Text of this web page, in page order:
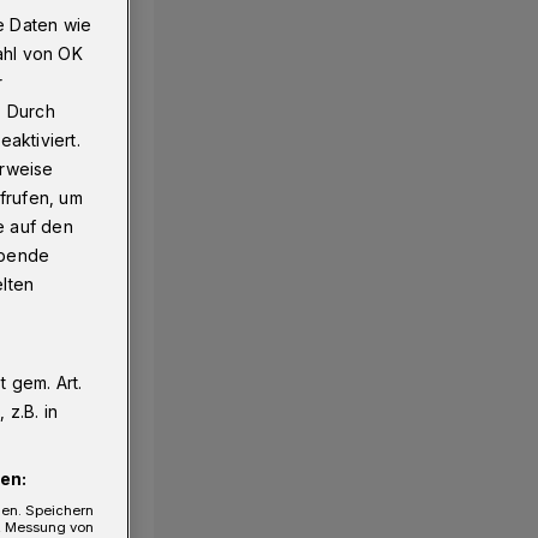
Daten wie
von OK
Durch
um
auf den
gem. Art.
z.B. in
Speichern
von